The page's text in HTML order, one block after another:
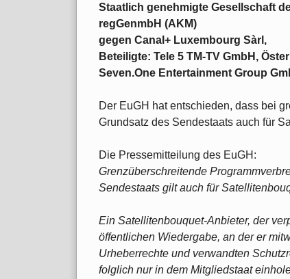
Staatlich genehmigte Gesellschaft
regGenmbH (AKM)
gegen Canal+ Luxembourg Sàrl,
Beteiligte: Tele 5 TM-TV GmbH,
Seven.One Entertainment Group
Der EuGH hat entschieden, dass bei
Grundsatz des Sendestaats auch für
Die Pressemitteilung des EuGH:
Grenzüberschreitende
Sendestaats gilt auch für
Ein Satellitenbouquet-Anbieter, der
öffentlichen Wiedergabe, an der er
Urheberrechte und verwandten
folglich nur in dem Mitgliedstaat